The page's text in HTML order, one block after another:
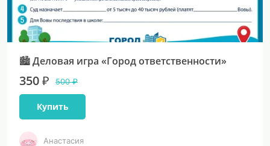
🏙 Деловая игра «Город ответственности»
350 ₽ 500 ₽
Купить
Анастасия